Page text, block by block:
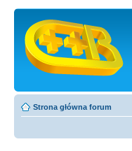
Strona główna forum